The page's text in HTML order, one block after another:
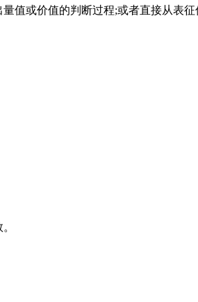
值或价值的判断过程;或者直接从表